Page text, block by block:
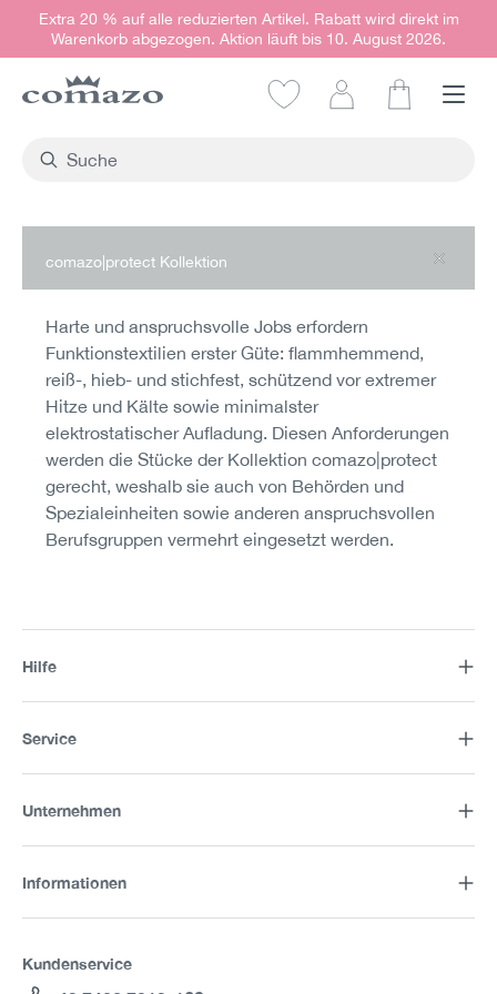
springen
Extra 20 % auf alle reduzierten Artikel. Rabatt wird direkt im
Warenkorb abgezogen. Aktion läuft bis 10. August 2026.
comazo|protect Kollektion
Harte und anspruchsvolle Jobs erfordern
Funktionstextilien erster Güte: flammhemmend,
reiß-, hieb- und stichfest, schützend vor extremer
Hitze und Kälte sowie minimalster
elektrostatischer Aufladung. Diesen Anforderungen
werden die Stücke der Kollektion comazo|protect
gerecht, weshalb sie auch von Behörden und
Spezialeinheiten sowie anderen anspruchsvollen
Berufsgruppen vermehrt eingesetzt werden.
Hilfe
Service
Unternehmen
Informationen
Kundenservice